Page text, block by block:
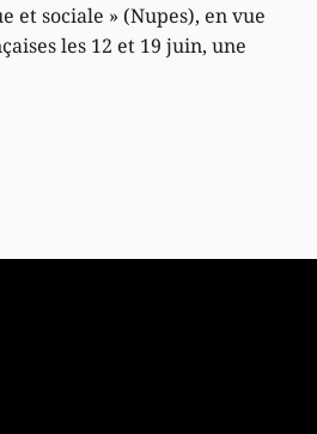
et sociale » (Nupes), en vue
les 12 et 19 juin, une